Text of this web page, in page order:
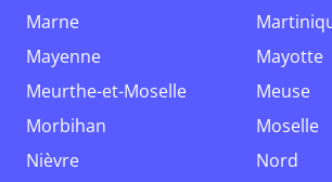
Marne
Mayenne
Mayotte
Meurthe-et-Moselle
Meuse
Morbihan
Moselle
Nièvre
Nord